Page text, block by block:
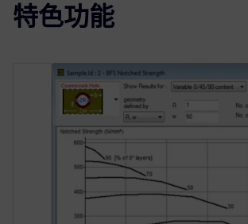
特色功能